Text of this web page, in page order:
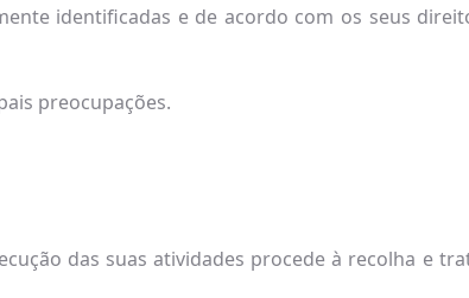
identificadas e de acordo com os seus
preocupações.
das suas atividades procede à recolha e